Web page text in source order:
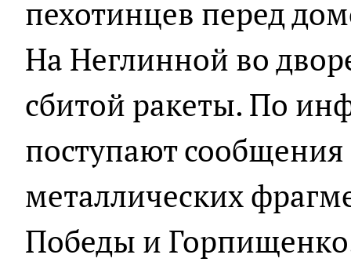
пехотинцев перед
На Неглинной во
сбитой ракеты. По
поступают
металлических
Победы и